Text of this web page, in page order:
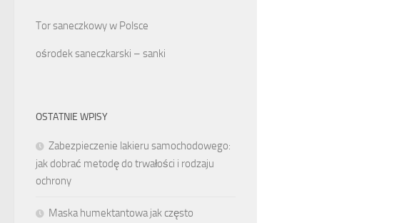
Tor saneczkowy w Polsce
ośrodek saneczkarski – sanki
OSTATNIE WPISY
Zabezpieczenie lakieru samochodowego:
jak dobrać metodę do trwałości i rodzaju
ochrony
Maska humektantowa jak często